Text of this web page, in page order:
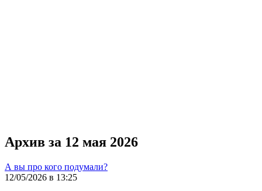
Архив за 12 мая 2026
А вы про кого подумали?
12/05/2026 в 13:25